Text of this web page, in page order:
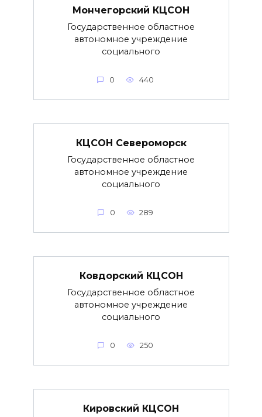
Мончегорский КЦСОН
Государственное областное
автономное учреждение
социального
0 440
КЦСОН Североморск
Государственное областное
автономное учреждение
социального
0 289
Ковдорский КЦСОН
Государственное областное
автономное учреждение
социального
0 250
Кировский КЦСОН